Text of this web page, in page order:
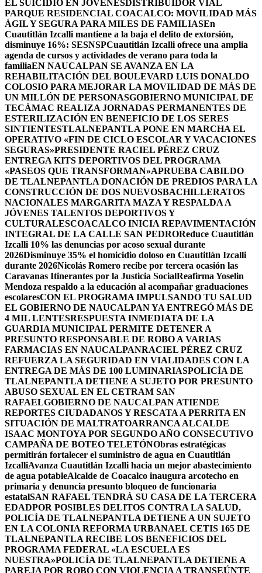
EL SUICIDIO EN JÓVENES DISTRIBUIDOR VIAL
PARQUE RESIDENCIAL COACALCO: MOVILIDAD MÁS
ÁGIL Y SEGURA PARA MILES DE FAMILIASEn
Cuautitlán Izcalli mantiene a la baja el delito de extorsión,
disminuye 16%: SESNSPCuautitlán Izcalli ofrece una amplia
agenda de cursos y actividades de verano para toda la
familiaEN NAUCALPAN SE AVANZA EN LA
REHABILITACIÓN DEL BOULEVARD LUIS DONALDO
COLOSIO PARA MEJORAR LA MOVILIDAD DE MÁS DE
UN MILLÓN DE PERSONASGOBIERNO MUNICIPAL DE
TECÁMAC REALIZA JORNADAS PERMANENTES DE
ESTERILIZACIÓN EN BENEFICIO DE LOS SERES
SINTIENTESTLALNEPANTLA PONE EN MARCHA EL
OPERATIVO «FIN DE CICLO ESCOLAR Y VACACIONES
SEGURAS»PRESIDENTE RACIEL PÉREZ CRUZ
ENTREGA KITS DEPORTIVOS DEL PROGRAMA
«PASEOS QUE TRANSFORMAN»APRUEBA CABILDO
DE TLALNEPANTLA DONACIÓN DE PREDIOS PARA LA
CONSTRUCCIÓN DE DOS NUEVOSBACHILLERATOS
NACIONALES MARGARITA MAZA Y RESPALDA A
JÓVENES TALENTOS DEPORTIVOS Y
CULTURALESCOACALCO INICIA REPAVIMENTACIÓN
INTEGRAL DE LA CALLE SAN PEDROReduce Cuautitlán
Izcalli 10% las denuncias por acoso sexual durante
2026Disminuye 35% el homicidio doloso en Cuautitlán Izcalli
durante 2026Nicolás Romero recibe por tercera ocasión las
Caravanas Itinerantes por la Justicia SocialReafirma Yoselin
Mendoza respaldo a la educación al acompañar graduaciones
escolaresCON EL PROGRAMA IMPULSANDO TU SALUD
EL GOBIERNO DE NAUCALPAN YA ENTREGÓ MÁS DE
4 MIL LENTESRESPUESTA INMEDIATA DE LA
GUARDIA MUNICIPAL PERMITE DETENER A
PRESUNTO RESPONSABLE DE ROBO A VARIAS
FARMACIAS EN NAUCALPANRACIEL PÉREZ CRUZ
REFUERZA LA SEGURIDAD EN VIALIDADES CON LA
ENTREGA DE MÁS DE 100 LUMINARIASPOLICÍA DE
TLALNEPANTLA DETIENE A SUJETO POR PRESUNTO
ABUSO SEXUAL EN EL CETRAM SAN
RAFAELGOBIERNO DE NAUCALPAN ATIENDE
REPORTES CIUDADANOS Y RESCATA A PERRITA EN
SITUACIÓN DE MALTRATOARRANCA ALCALDE
ISAAC MONTOYA POR SEGUNDO AÑO CONSECUTIVO
CAMPAÑA DE BOTEO TELETÓNObras estratégicas
permitirán fortalecer el suministro de agua en Cuautitlán
IzcalliAvanza Cuautitlán Izcalli hacia un mejor abastecimiento
de agua potableAlcalde de Coacalco inaugura arcotecho en
primaria y denuncia presunto bloqueo de funcionaria
estatalSAN RAFAEL TENDRÁ SU CASA DE LA TERCERA
EDADPOR POSIBLES DELITOS CONTRA LA SALUD,
POLICÍA DE TLALNEPANTLA DETIENE A UN SUJETO
EN LA COLONIA REFORMA URBANAEL CETIS 165 DE
TLALNEPANTLA RECIBE LOS BENEFICIOS DEL
PROGRAMA FEDERAL «LA ESCUELA ES
NUESTRA»POLICÍA DE TLALNEPANTLA DETIENE A
PAREJA POR ROBO CON VIOLENCIA A TRANSEÚNTE